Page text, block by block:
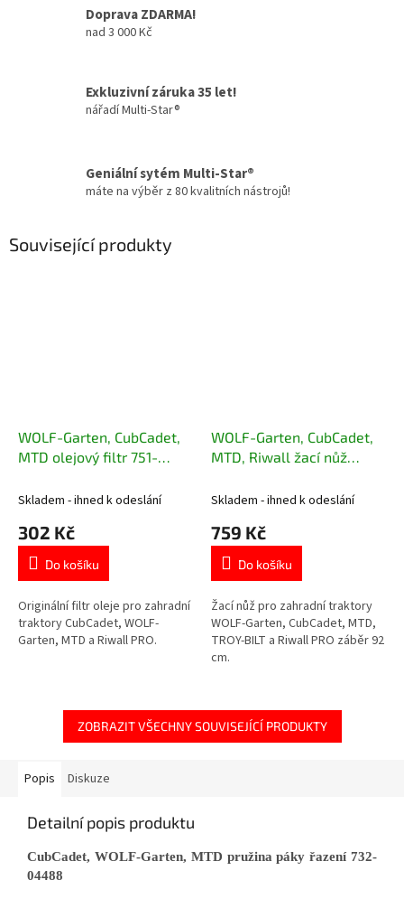
Doprava ZDARMA!
nad 3 000 Kč
Exkluzivní záruka 35 let!
nářadí Multi-Star®
Geniální sytém Multi-Star®
máte na výběr z 80 kvalitních nástrojů!
Související produkty
WOLF-Garten, CubCadet,
MTD olejový filtr 751-
Skladem - ihned k odeslání
302 Kč
Do košíku
Originální filtr oleje pro zahradní
traktory CubCadet, WOLF-
Garten, MTD a Riwall PRO.
WOLF-Garten, CubCadet,
MTD, Riwall žací nůž
Skladem - ihned k odeslání
759 Kč
Do košíku
Žací nůž pro zahradní traktory
WOLF-Garten, CubCadet, MTD,
TROY-BILT a Riwall PRO záběr 92
cm.
ZOBRAZIT VŠECHNY SOUVISEJÍCÍ PRODUKTY
Popis Diskuze
Detailní popis produktu
CubCadet, WOLF-Garten, MTD pružina páky řazení 732-
04488